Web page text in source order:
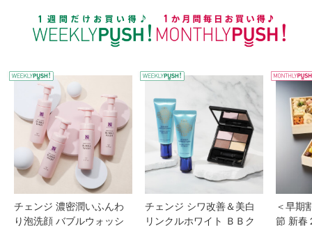
WEEKLY PUSH
チェンジ 濃密潤いふんわ
り泡洗顔 バブルウォッシ
チェンジ シワ改善＆美白
リンクルホワイト ＢＢク
＜早期
節 新春